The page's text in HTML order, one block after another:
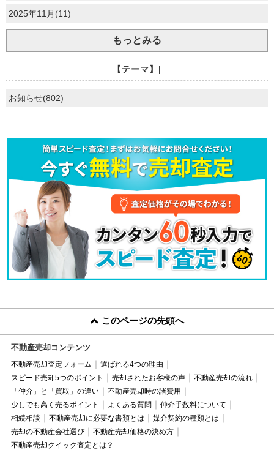
2025年11月(11)
もっとみる
【テーマ】|
お知らせ(802)
このページの先頭へ
不動産売却コンテンツ
不動産売却査定フォーム
選ばれる4つの理由
スピード売却5つのポイント
売却されたお客様の声
不動産売却の流れ
「仲介」と「買取」の違い
不動産売却時の諸費用
少しでも高く売るポイント
よくある質問
仲介手数料について
相続相談
不動産売却に必要な書類とは
媒介契約の種類とは
売却の不動産会社選び
不動産売却価格の決め方
不動産売却クイック査定とは？